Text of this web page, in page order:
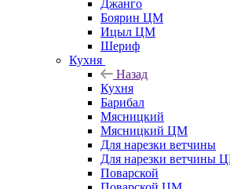
Джанго
Боярин ЦМ
Ицыл ЦМ
Шериф
Кухня
Назад
Кухня
Барибал
Мясницкий
Мясницкий ЦМ
Для нарезки ветчины
Для нарезки ветчины
Поварской